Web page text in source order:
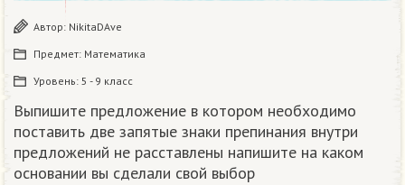
Автор: NikitaDAve
Предмет: Математика
Уровень: 5 - 9 класс
Выпишите предложение в котором необходимо
поставить две запятые знаки препинания внутри
предложений не расставлены напишите на каком
основании вы сделали свой выбор